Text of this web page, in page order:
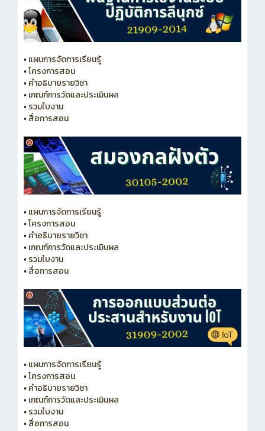
• แผนการจัดการเรียนรู้
•โครงการสอน
• คำอธิบายรายวิชา
• เกณฑ์การวัดและประเมินผล
• รวมใบงาน
• สื่อการสอน
• แผนการจัดการเรียนรู้
•โครงการสอน
• คำอธิบายรายวิชา
• เกณฑ์การวัดและประเมินผล
• รวมใบงาน
• สื่อการสอน
• แผนการจัดการเรียนรู้
•โครงการสอน
• คำอธิบายรายวิชา
• เกณฑ์การวัดและประเมินผล
• รวมใบงาน
• สื่อการสอน